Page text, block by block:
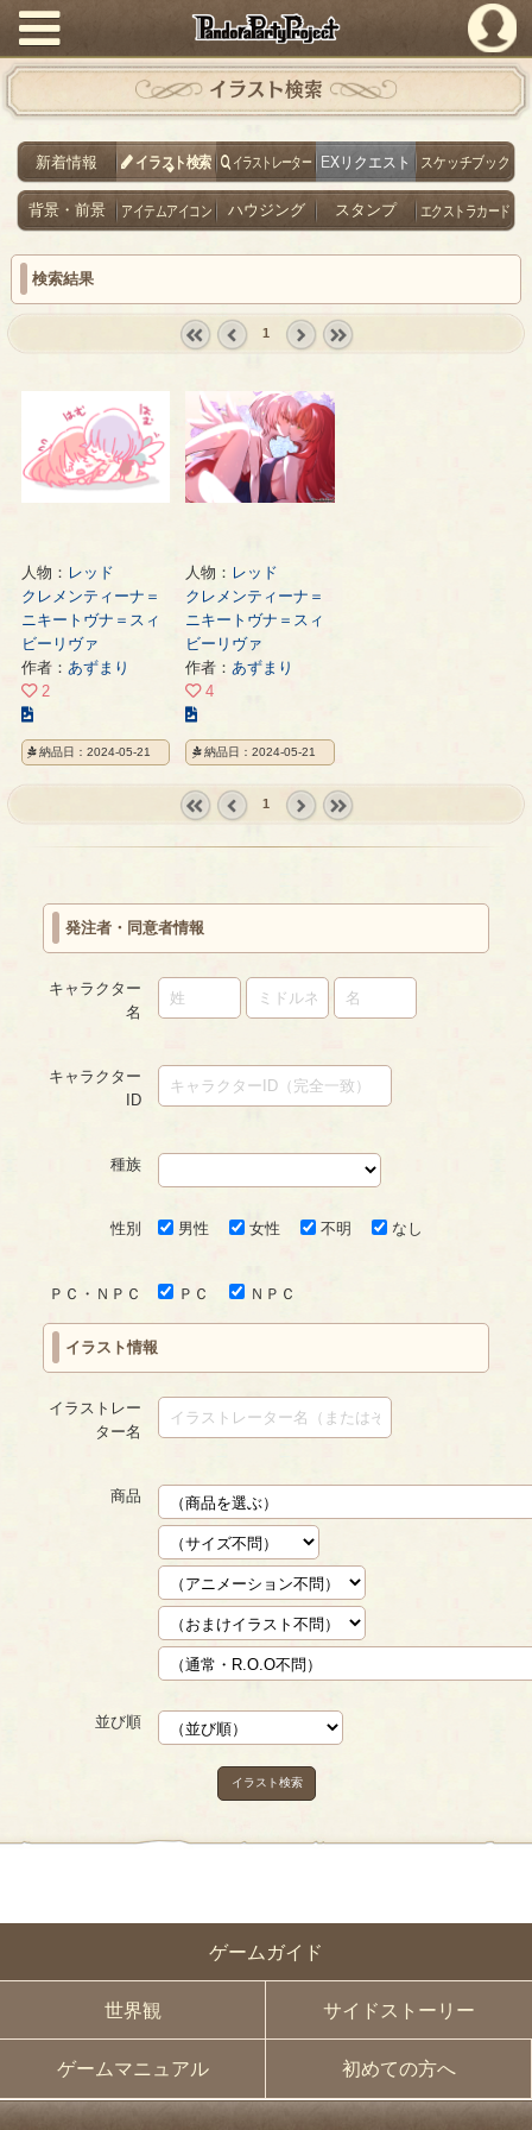
PandoraPartyProject
ゲームガイド
世界観 サイドストーリー
ゲームマニュアル 初めての方へ
イラスト検索
新着情報 イラスト検索 イラストレーター EXリクエスト スケッチブック
背景・前景 アイテムアイコン ハウジング スタンプ エクストラカード
検索結果
1
人物： レッド
クレメンティーナ＝
ニキートヴナ＝スィ
ビーリヴァ
作者： あずまり
2
の
イ
ー
納品日：2024-05-21
人物： レッド
クレメンティーナ＝
ニキートヴナ＝スィ
ビーリヴァ
作者：あずまり
4
の
イ
ス
ー
納品日：2024-05-21
1
発注者・同意者情報
キャラクター
名
キャラクター
ID
種族
性別 男性 女性 不明 なし
ＰＣ・ＮＰＣ ＰＣ ＮＰＣ
イラスト情報
イラストレー
ター名
商品
並び順
イラスト検索